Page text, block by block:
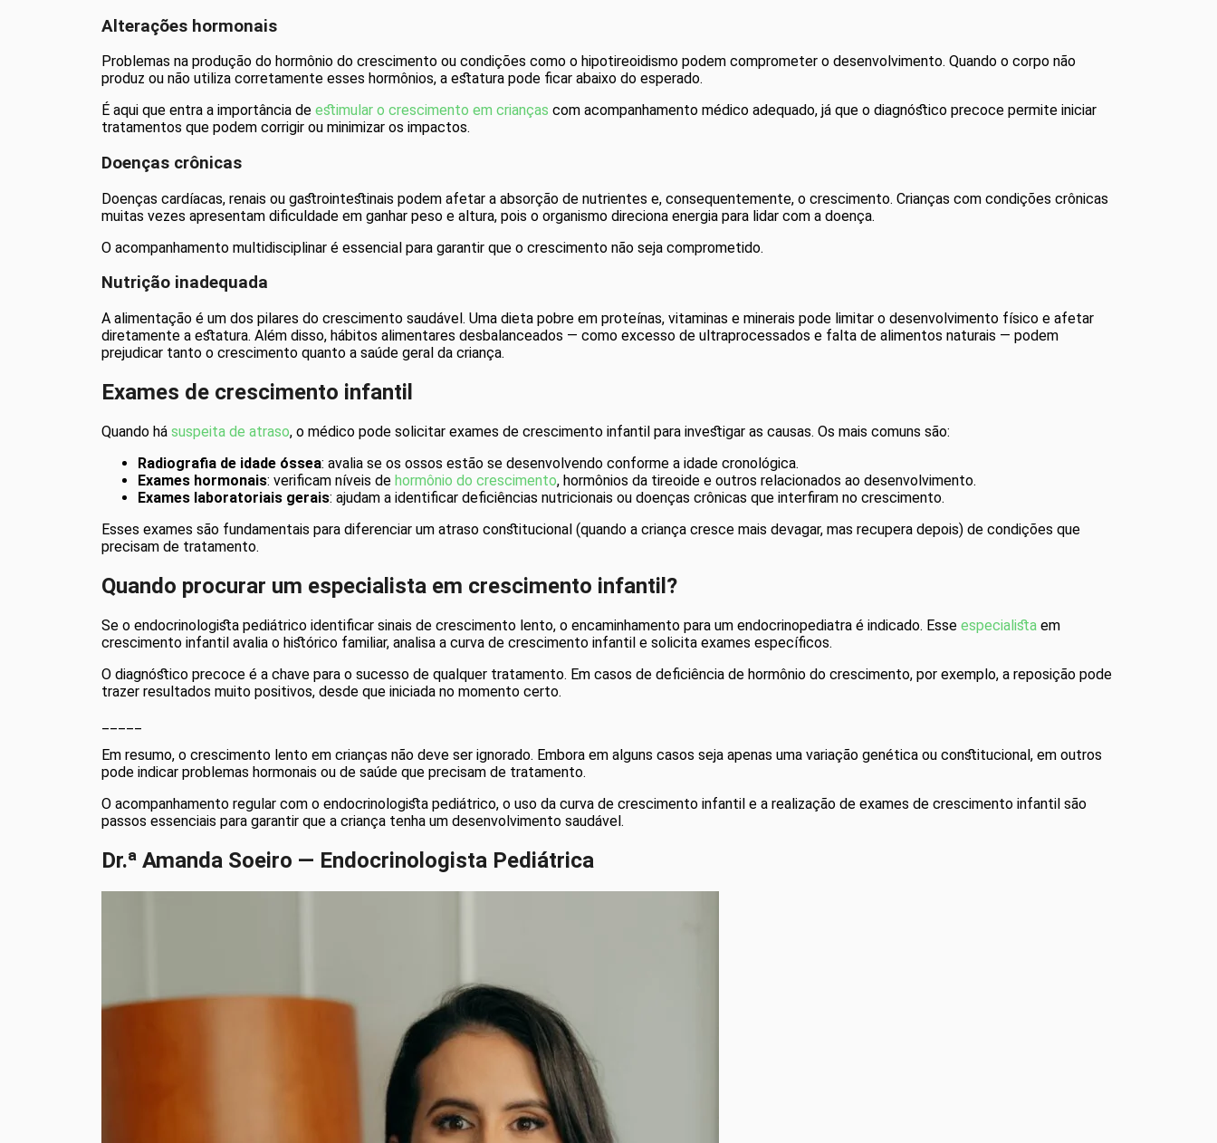
Alterações hormonais
Problemas na produção do hormônio do crescimento ou condições como o hipotireoidismo podem comprometer o desenvolvimento. Quando o corpo não
produz ou não utiliza corretamente esses hormônios, a estatura pode ficar abaixo do esperado.
É aqui que entra a importância de estimular o crescimento em crianças com acompanhamento médico adequado, já que o diagnóstico precoce permite iniciar
tratamentos que podem corrigir ou minimizar os impactos.
Doenças crônicas
Doenças cardíacas, renais ou gastrointestinais podem afetar a absorção de nutrientes e, consequentemente, o crescimento. Crianças com condições crônicas
muitas vezes apresentam dificuldade em ganhar peso e altura, pois o organismo direciona energia para lidar com a doença.
O acompanhamento multidisciplinar é essencial para garantir que o crescimento não seja comprometido.
Nutrição inadequada
A alimentação é um dos pilares do crescimento saudável. Uma dieta pobre em proteínas, vitaminas e minerais pode limitar o desenvolvimento físico e afetar
diretamente a estatura. Além disso, hábitos alimentares desbalanceados — como excesso de ultraprocessados e falta de alimentos naturais — podem
prejudicar tanto o crescimento quanto a saúde geral da criança.
Exames de crescimento infantil
Quando há suspeita de atraso, o médico pode solicitar exames de crescimento infantil para investigar as causas. Os mais comuns são:
Radiografia de idade óssea: avalia se os ossos estão se desenvolvendo conforme a idade cronológica.
Exames hormonais: verificam níveis de hormônio do crescimento, hormônios da tireoide e outros relacionados ao desenvolvimento.
Exames laboratoriais gerais: ajudam a identificar deficiências nutricionais ou doenças crônicas que interfiram no crescimento.
Esses exames são fundamentais para diferenciar um atraso constitucional (quando a criança cresce mais devagar, mas recupera depois) de condições que
precisam de tratamento.
Quando procurar um especialista em crescimento infantil?
Se o endocrinologista pediátrico identificar sinais de crescimento lento, o encaminhamento para um endocrinopediatra é indicado. Esse especialista em
crescimento infantil avalia o histórico familiar, analisa a curva de crescimento infantil e solicita exames específicos.
O diagnóstico precoce é a chave para o sucesso de qualquer tratamento. Em casos de deficiência de hormônio do crescimento, por exemplo, a reposição pode
trazer resultados muito positivos, desde que iniciada no momento certo.
Em resumo, o crescimento lento em crianças não deve ser ignorado. Embora em alguns casos seja apenas uma variação genética ou constitucional, em outros
pode indicar problemas hormonais ou de saúde que precisam de tratamento.
O acompanhamento regular com o endocrinologista pediátrico, o uso da curva de crescimento infantil e a realização de exames de crescimento infantil são
passos essenciais para garantir que a criança tenha um desenvolvimento saudável.
Dr.ᵃ Amanda Soeiro — Endocrinologista Pediátrica